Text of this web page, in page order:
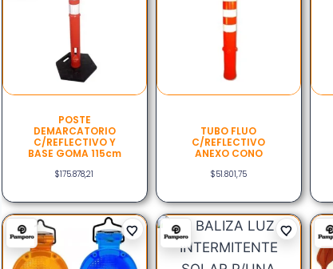
POSTE
DEMARCATORIO
C/REFLECTIVO Y
BASE GOMA 115cm
$175.878,21
TUBO FLUO
C/REFLECTIVO
ANEXO CONO
$51.801,75